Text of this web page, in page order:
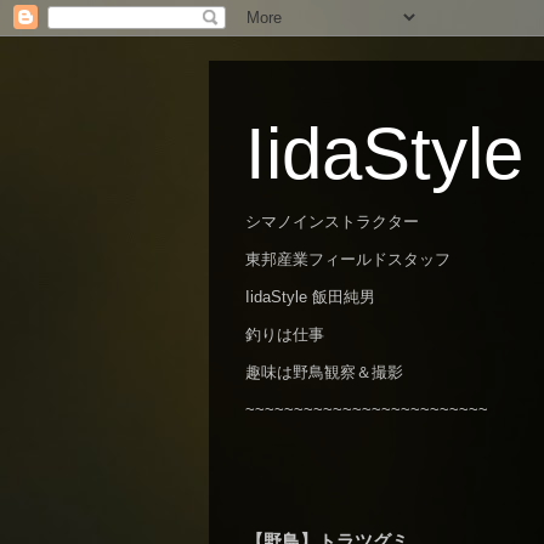
IidaStyle
シマノインストラクター
東邦産業フィールドスタッフ
IidaStyle 飯田純男
釣りは仕事
趣味は野鳥観察＆撮影
~~~~~~~~~~~~~~~~~~~~~~~~~